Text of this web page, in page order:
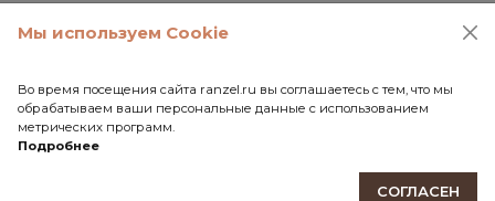
Самовывоз
Почта России
Передача товара в службу доставки осуществляется
Мы используем Cookie
Во время посещения сайта ranzel.ru вы соглашаетесь с тем, что мы
обрабатываем ваши персональные данные с использованием
метрических программ.
Подробнее
СОГЛАСЕН